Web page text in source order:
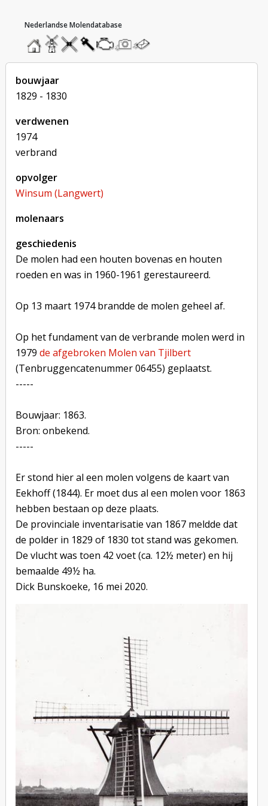
homemolendatabase
roedendatabase
assendatabase
motorendatabase
stuur
een
foto
stuur
een
bericht
bouwjaar
1829 - 1830
verdwenen
1974
verbrand
opvolger
Winsum (Langwert)
molenaars
geschiedenis
De molen had een houten bovenas en houten
roeden en was in 1960-1961 gerestaureerd.
Op 13 maart 1974 brandde de molen geheel af.
Op het fundament van de verbrande molen werd in
1979 de afgebroken Molen van Tjilbert
(Tenbruggencatenummer 06455) geplaatst.
-----
Bouwjaar: 1863.
Bron: onbekend.
-----
Er stond hier al een molen volgens de kaart van
Eekhoff (1844). Er moet dus al een molen voor 1863
hebben bestaan op deze plaats.
De provinciale inventarisatie van 1867 meldde dat
de polder in 1829 of 1830 tot stand was gekomen.
De vlucht was toen 42 voet (ca. 12½ meter) en hij
bemaalde 49½ ha.
Dick Bunskoeke, 16 mei 2020.